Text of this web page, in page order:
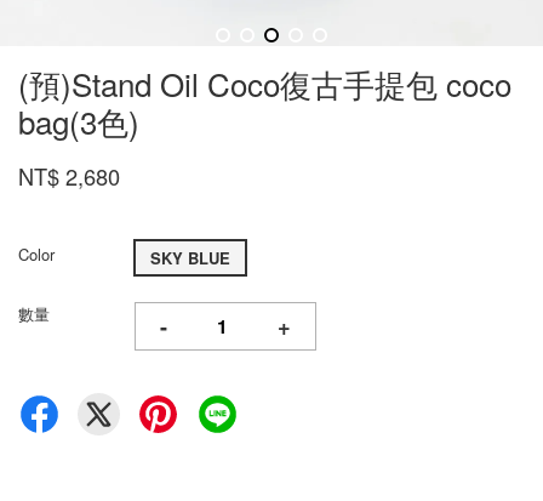
(預)Stand Oil Coco復古手提包 coco
bag(3色)
NT$ 2,680
Color SKY BLUE
數量 - +